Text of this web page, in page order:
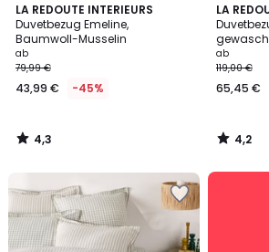
LA REDOUTE INTERIEURS
Duvetbezug Emeline,
Baumwoll-Musselin
ab
79,99 €
43,99 € -45%
4,3
/ 5
4,3
/
LA
ab
119,00 €
65,45 €
4,2
/ 5
21
Farben
4,2
/
SALE